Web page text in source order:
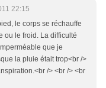
22:15
le corps se réchauffe
ou le froid. La difficulté
que je
la pluie était trop<br />
/> <br /> <br